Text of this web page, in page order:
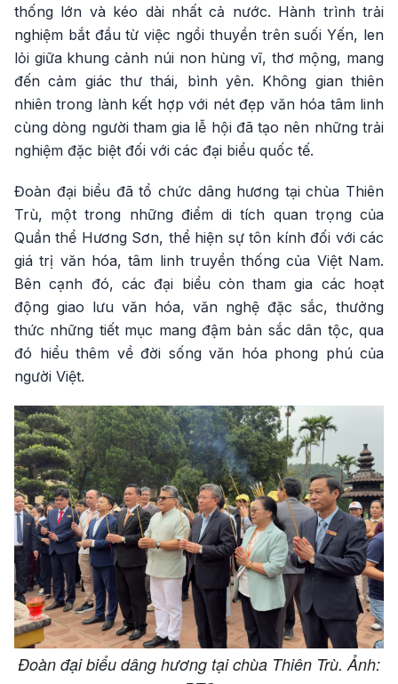
thống lớn và kéo dài nhất cả nước. Hành trình trải
nghiệm bắt đầu từ việc ngồi thuyền trên suối Yến, len
lỏi giữa khung cảnh núi non hùng vĩ, thơ mộng, mang
đến cảm giác thư thái, bình yên. Không gian thiên
nhiên trong lành kết hợp với nét đẹp văn hóa tâm linh
cùng dòng người tham gia lễ hội đã tạo nên những trải
nghiệm đặc biệt đối với các đại biểu quốc tế.
Đoàn đại biểu đã tổ chức dâng hương tại chùa Thiên
Trù, một trong những điểm di tích quan trọng của
Quần thể Hương Sơn, thể hiện sự tôn kính đối với các
giá trị văn hóa, tâm linh truyền thống của Việt Nam.
Bên cạnh đó, các đại biểu còn tham gia các hoạt
động giao lưu văn hóa, văn nghệ đặc sắc, thưởng
thức những tiết mục mang đậm bản sắc dân tộc, qua
đó hiểu thêm về đời sống văn hóa phong phú của
người Việt.
Đoàn đại biểu dâng hương tại chùa Thiên Trù. Ảnh: